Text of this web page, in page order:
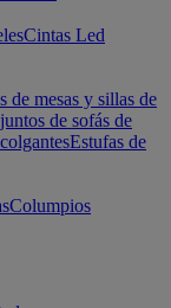
Cintas Led
de mesas y sillas de
de sofás de
Estufas de
Columpios